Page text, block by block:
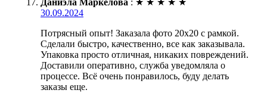
30.09.2024
Потрясный опыт! Заказала фото 20х20 с рамкой.
Сделали быстро, качественно, все как заказывала.
Упаковка просто отличная, никаких повреждений.
Доставили оперативно, служба уведомляла о
процессе. Всё очень понравилось, буду делать
заказы еще.